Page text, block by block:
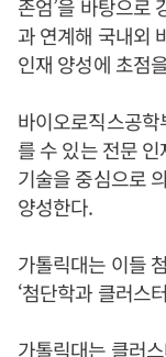
존엄’을 바탕으로
과 연계해 국내외
인재 양성에 초점
바이오로직스공
를 수 있는 전문
기술을 중심으로
양성한다.
가톨릭대는 이들
‘첨단학과 클러스
가톨릭대는 클러